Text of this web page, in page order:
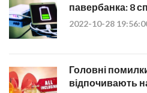
павербанка: 8
2022-10-28
Головні
відпочивають